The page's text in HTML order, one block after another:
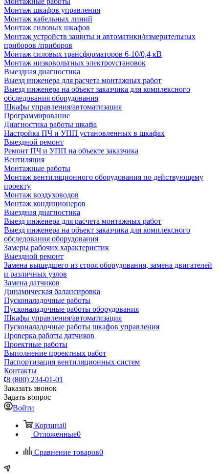
Монтаж шкафов управления
Монтаж кабельных линий
Монтаж силовых шкафов
Монтаж устройств защиты и автоматики/измерительных
приборов /приборов
Монтаж силовых трансформаторов 6-10/0,4 кВ
Монтаж низковольтных электроустановок
Выездная диагностика
Выезд инженера для расчета монтажных работ
Выезд инженера на объект заказчика для комплексного
обследования оборудования
Шкафы управления/автоматизация
Программирование
Диагностика работы шкафа
Настройка ПЧ и УПП установленных в шкафах
Выездной ремонт
Ремонт ПЧ и УПП на объекте заказчика
Вентиляция
Монтажные работы
Монтаж вентиляционного оборудования по действующему
проекту
Монтаж воздуховодов
Монтаж кондиционеров
Выездная диагностика
Выезд инженера для расчета монтажных работ
Выезд инженера на объект заказчика для комплексного
обследования оборудования
Замеры рабочих характеристик
Выездной ремонт
Замена вышедшего из строя оборудования, замена двигателей
и различных узлов
Замена датчиков
Динамическая балансировка
Пусконаладочные работы
Пусконаладочные работы оборудования
Шкафы управления/автоматизация
Пусконаладочные работы шкафов управления
Проверка работы датчиков
Проектные работы
Выполнение проектных работ
Паспортизация вентиляционных систем
Контакты
8 (800) 234-01-01
Заказать звонок
Задать вопрос
Войти
Корзина0
Отложенные0
Сравнение товаров0